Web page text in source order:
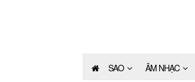
SAO ÂM NHẠC